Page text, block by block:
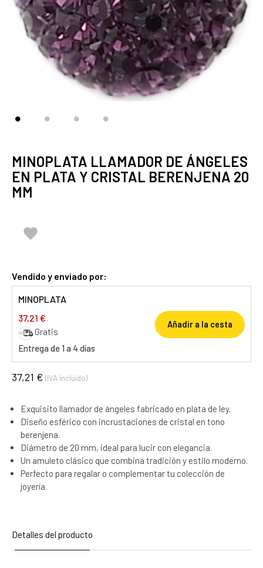
MINOPLATA LLAMADOR DE ÁNGELES
EN PLATA Y CRISTAL BERENJENA 20
MM

Vendido y enviado por:
MINOPLATA
37,21 €
Gratis
Entrega de 1 a 4 días
Añadir a la cesta
37,21 € (IVA incluido)
Exquisito llamador de ángeles fabricado en plata de ley.
Diseño esférico con incrustaciones de cristal en tono
berenjena.
Diámetro de 20 mm, ideal para lucir con elegancia.
Un amuleto clásico que combina tradición y estilo moderno.
Perfecto para regalar o complementar tu colección de
joyería.
Detalles del producto